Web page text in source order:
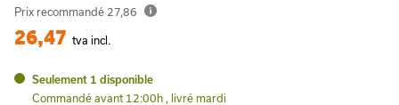
Prix recommandé 27,86
26,47 tva incl.
Seulement 1 disponible
Commandé avant 12:00h , livré mardi